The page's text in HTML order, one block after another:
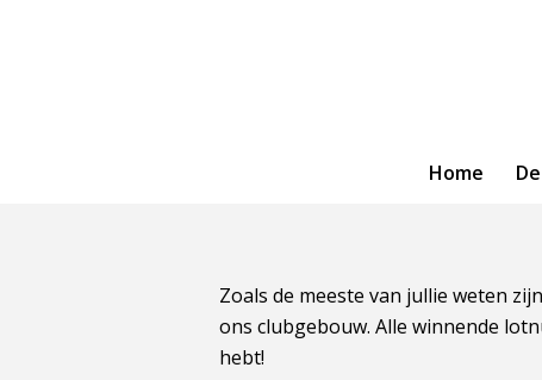
Home
Zoals de meeste van jullie weten
ons clubgebouw. Alle winnende
hebt!